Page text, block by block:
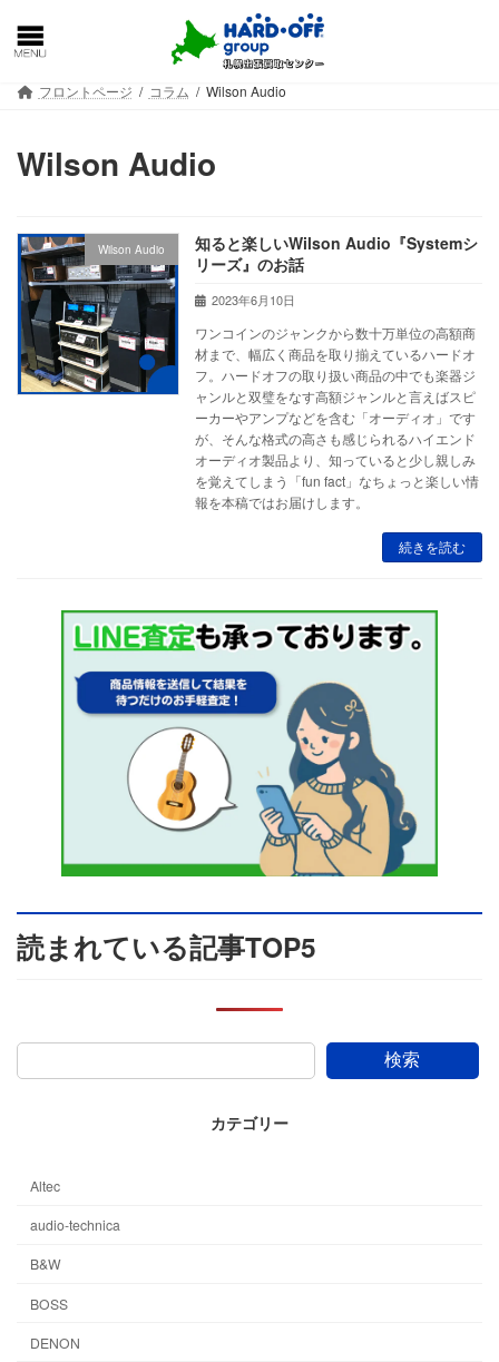
フロントページ コラム Wilson Audio
Wilson Audio
Wilson Audio
知ると楽しいWilson Audio『Systemシ
リーズ』のお話
2023年6月10日
ワンコインのジャンクから数十万単位の高額商
材まで、幅広く商品を取り揃えているハードオ
フ。ハードオフの取り扱い商品の中でも楽器ジ
ャンルと双璧をなす高額ジャンルと言えばスピ
ーカーやアンプなどを含む「オーディオ」です
が、そんな格式の高さも感じられるハイエンド
オーディオ製品より、知っていると少し親しみ
を覚えてしまう「fun fact」なちょっと楽しい情
報を本稿ではお届けします。
続きを読む
読まれている記事TOP5
検索
カテゴリー
Altec
audio-technica
B&W
BOSS
DENON